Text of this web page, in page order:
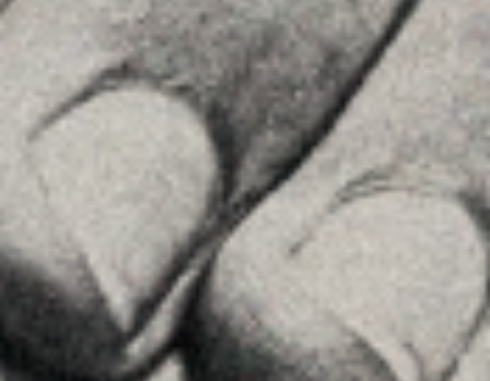
La Firma
Equipo
Asesoramiento
Insights
Contactar
SÍGUENOS
Linkedin
Instagram